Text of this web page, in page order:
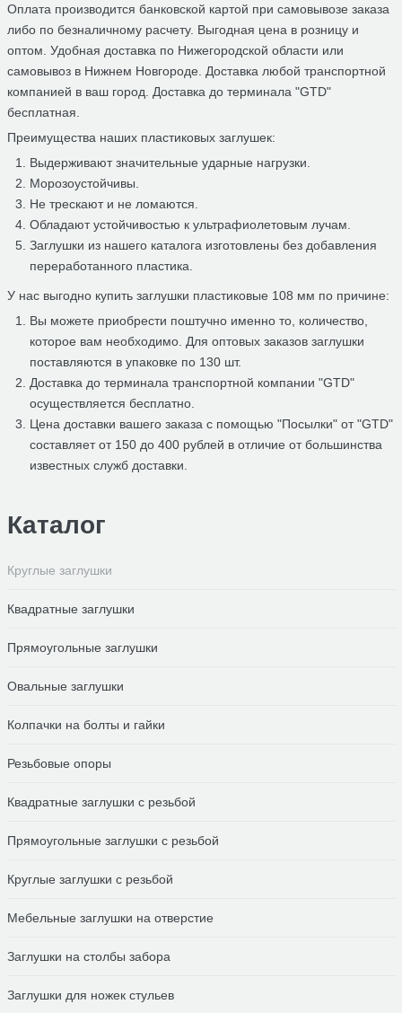
Оплата производится банковской картой при самовывозе заказа
либо по безналичному расчету. Выгодная цена в розницу и
оптом. Удобная доставка по Нижегородской области или
самовывоз в Нижнем Новгороде. Доставка любой транспортной
компанией в ваш город. Доставка до терминала "GTD"
бесплатная.
Преимущества наших пластиковых заглушек:
Выдерживают значительные ударные нагрузки.
Морозоустойчивы.
Не трескают и не ломаются.
Обладают устойчивостью к ультрафиолетовым лучам.
Заглушки из нашего каталога изготовлены без добавления
переработанного пластика.
У нас выгодно купить заглушки пластиковые 108 мм по причине:
Вы можете приобрести поштучно именно то, количество,
которое вам необходимо. Для оптовых заказов заглушки
поставляются в упаковке по 130 шт.
Доставка до терминала транспортной компании "GTD"
осуществляется бесплатно.
Цена доставки вашего заказа с помощью "Посылки" от "GTD"
составляет от 150 до 400 рублей в отличие от большинства
известных служб доставки.
Каталог
Круглые заглушки
Квадратные заглушки
Прямоугольные заглушки
Овальные заглушки
Колпачки на болты и гайки
Резьбовые опоры
Квадратные заглушки с резьбой
Прямоугольные заглушки с резьбой
Круглые заглушки с резьбой
Мебельные заглушки на отверстие
Заглушки на столбы забора
Заглушки для ножек стульев